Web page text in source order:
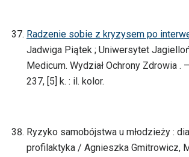
Radzenie sobie z kryzysem po
Jadwiga Piątek ; Uniwersytet
Medicum. Wydział Ochrony Zdrowia .
237, [5] k. : il. kolor.
Ryzyko samobójstwa u młodzieży :
profilaktyka / Agnieszka Gmitrowicz,